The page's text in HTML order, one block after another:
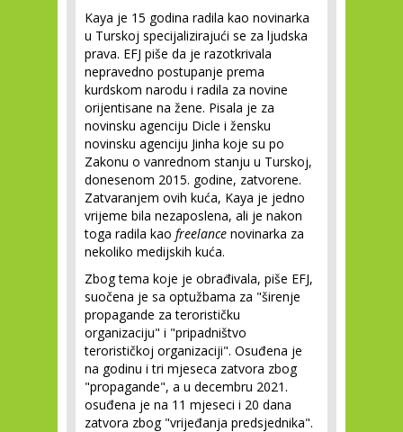
Kaya je 15 godina radila kao novinarka
u Turskoj specijalizirajući se za ljudska
prava. EFJ piše da je razotkrivala
nepravedno postupanje prema
kurdskom narodu i radila za novine
orijentisane na žene. Pisala je za
novinsku agenciju Dicle i žensku
novinsku agenciju Jinha koje su po
Zakonu o vanrednom stanju u Turskoj,
donesenom 2015. godine, zatvorene.
Zatvaranjem ovih kuća, Kaya je jedno
vrijeme bila nezaposlena, ali je nakon
toga radila kao freelance novinarka za
nekoliko medijskih kuća.
Zbog tema koje je obrađivala, piše EFJ,
suočena je sa optužbama za "širenje
propagande za terorističku
organizaciju" i "pripadništvo
terorističkoj organizaciji". Osuđena je
na godinu i tri mjeseca zatvora zbog
"propagande", a u decembru 2021.
osuđena je na 11 mjeseci i 20 dana
zatvora zbog "vrijeđanja predsjednika".